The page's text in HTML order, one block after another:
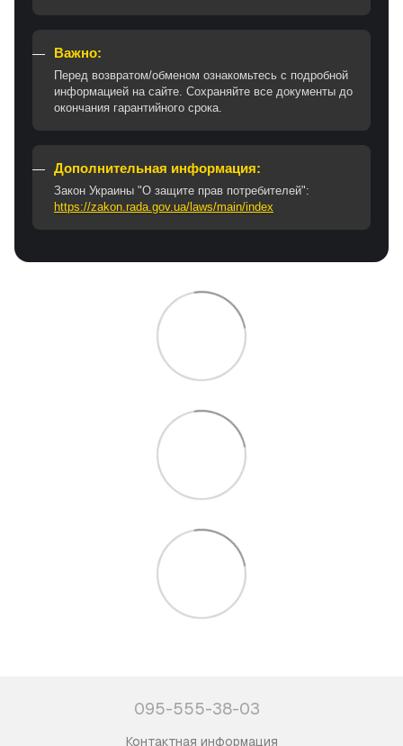
Важно:
Перед возвратом/обменом ознакомьтесь с подробной
информацией на сайте. Сохраняйте все документы до
окончания гарантийного срока.
Дополнительная информация:
Закон Украины "О защите прав потребителей":
https://zakon.rada.gov.ua/laws/main/index
095-555-38-03
Контактная информация